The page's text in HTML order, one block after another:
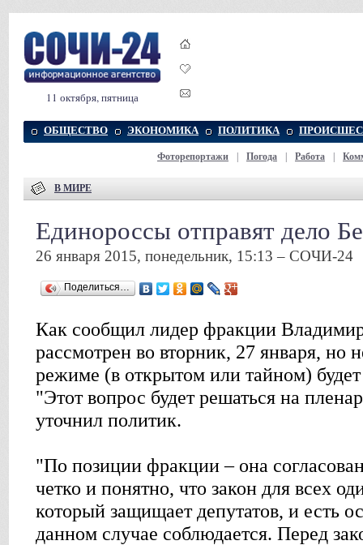
11 октября, пятница
ОБЩЕСТВО ЭКОНОМИКА ПОЛИТИКА
Фоторепортажи Погода Работа
В МИРЕ
Единороссы отправят дело
26 января 2015, понедельник, 15:13 – СОЧИ-24
Поделиться…
Как сообщил лидер фракции
рассмотрен во вторник, 27 января, но
режиме (в открытом или тайном) будет
"Этот вопрос будет решаться на
уточнил политик.
"По позиции фракции – она
четко и понятно, что закон для всех
который защищает депутатов, и есть
данном случае соблюдается. Перед